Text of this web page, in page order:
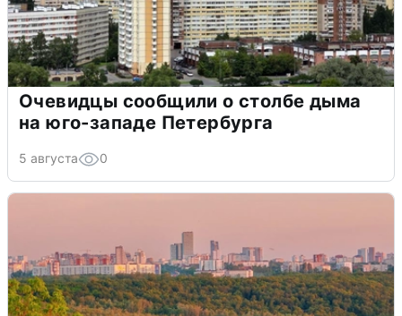
Очевидцы сообщили о столбе дыма
на юго-западе Петербурга
5 августа 0